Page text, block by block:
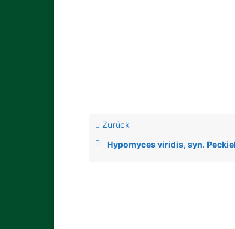
Zurück
Hypomyces viridis, syn.